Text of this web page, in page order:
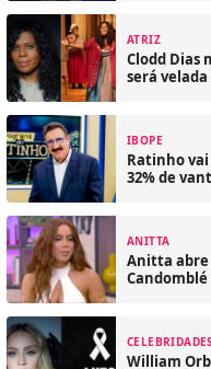
ATRIZ
Clodd Dias
será velada
IBOPE
Ratinho
32% de
ANITTA
Anitta abre
Candomblé
CELEBRIDADES
William